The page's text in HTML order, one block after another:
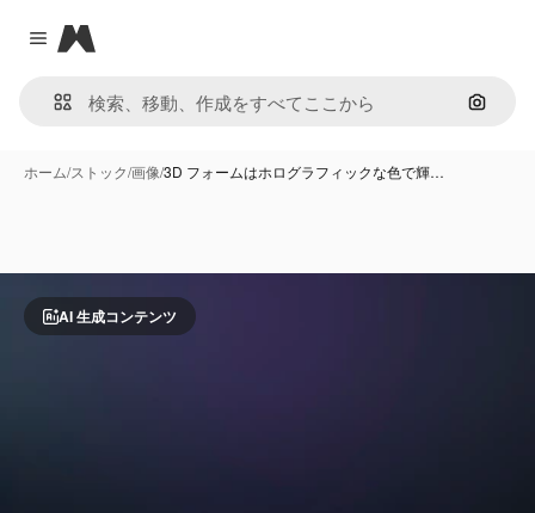
Close menu
Magnific
画像で
ホーム/ストック/画像/3D フォームはホログラフィックな色で輝…
AI 生成コンテンツ